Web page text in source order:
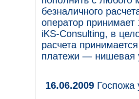
безналичного
оператор
iKS-Consulting, в
расчета
платежи — нишевая
16.06.2009 Госпожа